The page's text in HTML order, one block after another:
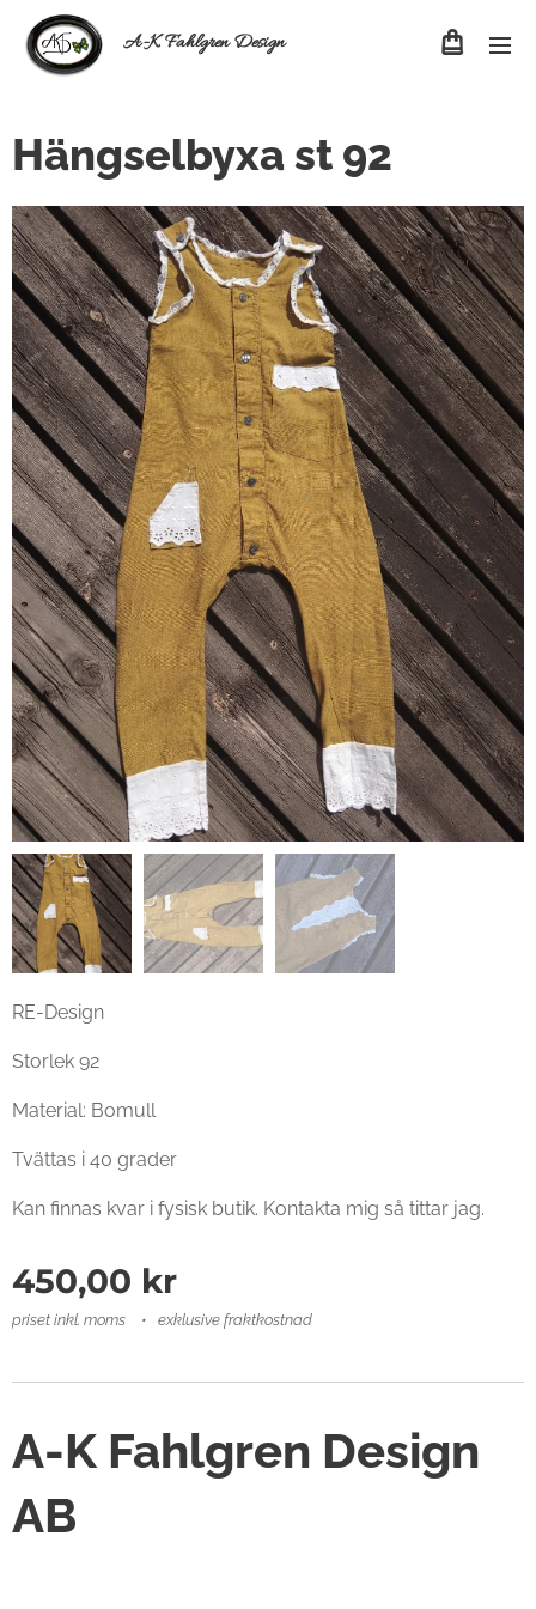
A-K Fahlgren Design
Hängselbyxa st 92
RE-Design
Storlek 92
Material: Bomull
Tvättas i 40 grader
Kan finnas kvar i fysisk butik. Kontakta mig så tittar jag.
450,00 kr
priset inkl. moms exklusive fraktkostnad
A-K Fahlgren Design
AB